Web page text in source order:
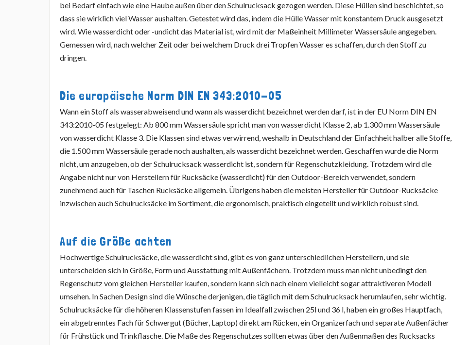
bei Bedarf einfach wie eine Haube außen über den Schulrucksack gezogen werden. Diese Hüllen sind beschichtet, so
dass sie wirklich viel Wasser aushalten. Getestet wird das, indem die Hülle Wasser mit konstantem Druck ausgesetzt
wird. Wie wasserdicht oder -undicht das Material ist, wird mit der Maßeinheit Millimeter Wassersäule angegeben.
Gemessen wird, nach welcher Zeit oder bei welchem Druck drei Tropfen Wasser es schaffen, durch den Stoff zu
dringen.
Die europäische Norm DIN EN 343:2010-05
Wann ein Stoff als wasserabweisend und wann als wasserdicht bezeichnet werden darf, ist in der EU Norm DIN EN
343:2010-05 festgelegt: Ab 800 mm Wassersäule spricht man von wasserdicht Klasse 2, ab 1.300 mm Wassersäule
von wasserdicht Klasse 3. Die Klassen sind etwas verwirrend, weshalb in Deutschland der Einfachheit halber alle Stoffe,
die 1.500 mm Wassersäule gerade noch aushalten, als wasserdicht bezeichnet werden. Geschaffen wurde die Norm
nicht, um anzugeben, ob der Schulrucksack wasserdicht ist, sondern für Regenschutzkleidung. Trotzdem wird die
Angabe nicht nur von Herstellern für Rucksäcke (wasserdicht) für den Outdoor-Bereich verwendet, sondern
zunehmend auch für Taschen Rucksäcke allgemein. Übrigens haben die meisten Hersteller für Outdoor-Rucksäcke
inzwischen auch Schulrucksäcke im Sortiment, die ergonomisch, praktisch eingeteilt und wirklich robust sind.
Auf die Größe achten
Hochwertige Schulrucksäcke, die wasserdicht sind, gibt es von ganz unterschiedlichen Herstellern, und sie
unterscheiden sich in Größe, Form und Ausstattung mit Außenfächern. Trotzdem muss man nicht unbedingt den
Regenschutz vom gleichen Hersteller kaufen, sondern kann sich nach einem vielleicht sogar attraktiveren Modell
umsehen. In Sachen Design sind die Wünsche derjenigen, die täglich mit dem Schulrucksack herumlaufen, sehr wichtig.
Schulrucksäcke für die höheren Klassenstufen fassen im Idealfall zwischen 25l und 36 l, haben ein großes Hauptfach,
ein abgetrenntes Fach für Schwergut (Bücher, Laptop) direkt am Rücken, ein Organizerfach und separate Außenfächer
für Frühstück und Trinkflasche. Die Maße des Regenschutzes sollten etwas über den Außenmaßen des Rucksacks